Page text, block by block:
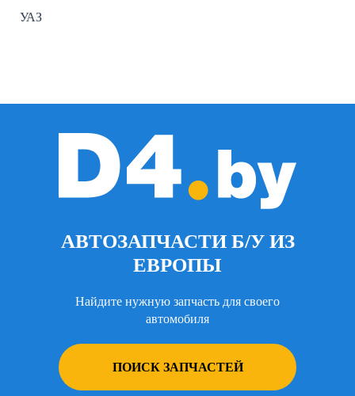
УАЗ
АВТОЗАПЧАСТИ Б/У ИЗ
ЕВРОПЫ
Найдите нужную запчасть для своего
автомобиля
ПОИСК ЗАПЧАСТЕЙ